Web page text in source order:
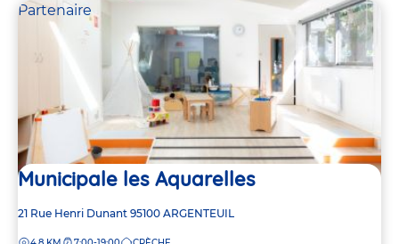
Partenaire
Municipale les Aquarelles
Adresse
21 Rue Henri Dunant 95100 ARGENTEUIL